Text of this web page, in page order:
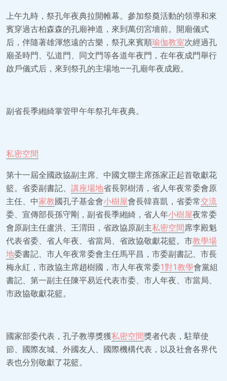
上午九時，祭孔年夜典拉開帷幕。參加祭奠活動的領導和來
賓穿過古柏森森的孔廟神道，來到萬仞宮墻前。開廟儀式
后，伴隨著雄渾悠遠的古樂，祭孔來賓順瑜伽教室次經過孔
廟圣時門、弘道門、同文門等各道年夜門，在年夜成門舉行
啟戶儀式后，來到祭孔的主場地——孔廟年夜成殿。
副省長季緗綺掌管甲午年祭孔年夜典。
私密空間
第十一屆全國政協副主席、中國文聯主席孫家正起首敬獻花
籃。省委副書記、 講座場地省長郭樹清，省人年夜常委會原
主任、中家教國孔子基金會小樹屋會長韓喜凱，省委常交流
委、宣傳部長孫守剛，副省長季緗綺，省人年小樹屋夜常委
會原副主任盧洪、王渭田，省政協原副主私密空間席李殿魁
代表省委、省人年夜、省當局、省政協敬獻花籃。市教學場
地委書記、市人年夜常委會主任馬平昌，市委副書記、市長
梅永紅，市政協主席趙樹國，市人年夜常委1對1教學會黨組
書記、第一副主任陳平易近代表市委、市人年夜、市當局、
市政協敬獻花籃。
國家部委代表，孔子教導獎獲私密空間獎者代表，駐華使
節、國際友城、外國友人、國際機構代表，以及社會各界代
表也分別敬獻了花籃。